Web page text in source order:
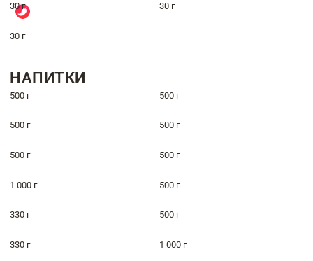
30 г 30 г
30 г
НАПИТКИ
500 г 500 г
500 г 500 г
500 г 500 г
1 000 г 500 г
330 г 500 г
330 г 1 000 г